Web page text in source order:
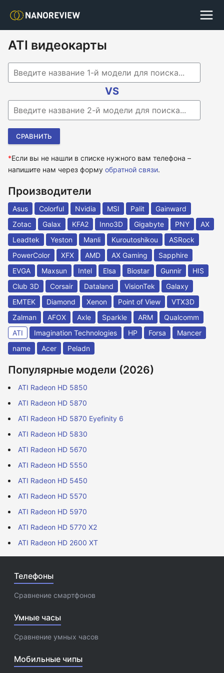
ATI видеокарты
VS
*Если вы не нашли в списке нужного вам телефона –
напишите нам через форму обратной связи.
Производители
Asus Colorful Nvidia MSI Palit
Gainward
Zotac
Galax KFA2 Inno3D Gigabyte PNY
AX
Leadtek
Yeston Manli Kuroutoshikou
ASRock
PowerColor
XFX AMD AX Gaming
Sapphire
EVGA
Maxsun Intel Elsa Biostar Gunnir
HIS
Club 3D
Corsair Dataland VisionTek
Galaxy
EMTEK
Diamond Xenon Point of View
VTX3D
Zalman
AFOX Axle Sparkle ARM
Qualcomm
ATI
Imagination Technologies HP Forsa
Mancer
name
Acer Peladn
Популярные модели (2026)
ATI Radeon HD 5850
ATI Radeon HD 5870
ATI Radeon HD 5870 Eyefinity 6
ATI Radeon HD 5830
ATI Radeon HD 5670
ATI Radeon HD 5550
ATI Radeon HD 5450
ATI Radeon HD 5570
ATI Radeon HD 5970
ATI Radeon HD 5770 X2
ATI Radeon HD 2600 XT
Телефоны
Сравнение смартфонов
Умные часы
Сравнение умных часов
Мобильные чипы